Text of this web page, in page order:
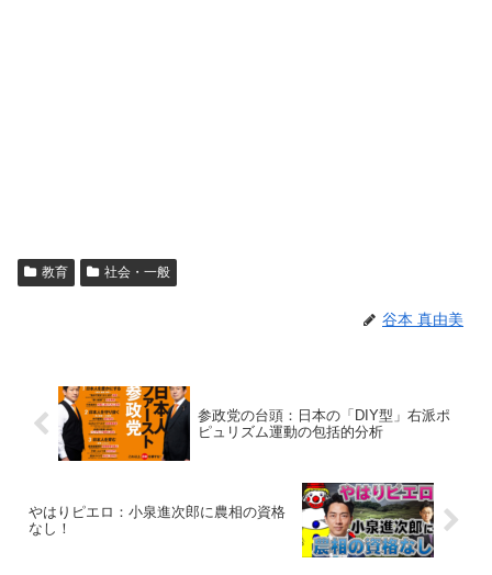
教育 社会・一般
谷本 真由美
参政党の台頭：日本の「DIY型」右派ポ
ピュリズム運動の包括的分析
やはりピエロ：小泉進次郎に農相の資格
なし！